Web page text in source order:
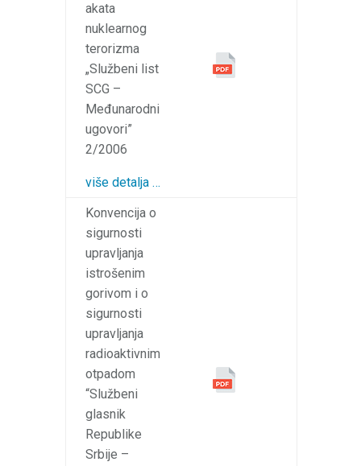
akata
nuklearnog
terorizma
„Službeni list
SCG –
Međunarodni
ugovori”
2/2006
više detalja …
Konvencija o
sigurnosti
upravljanja
istrošenim
gorivom i o
sigurnosti
upravljanja
radioaktivnim
otpadom
“Službeni
glasnik
Republike
Srbije –